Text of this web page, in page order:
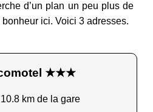
d’un plan un peu plus de
ici. Voici 3 adresses.
★★★
km de la gare